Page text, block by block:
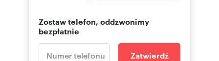
Zostaw telefon, oddzwonimy
bezpłatnie
Zatwierdź